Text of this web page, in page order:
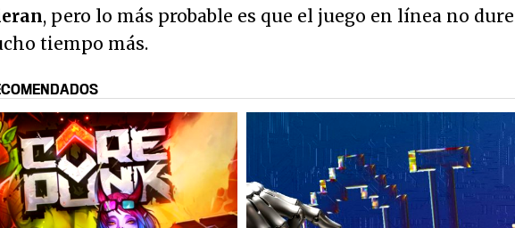
, pero lo más probable es que el juego en línea no dure
tiempo más.